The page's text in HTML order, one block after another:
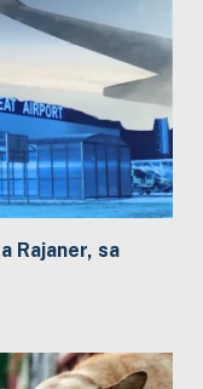
Rajaner, sa